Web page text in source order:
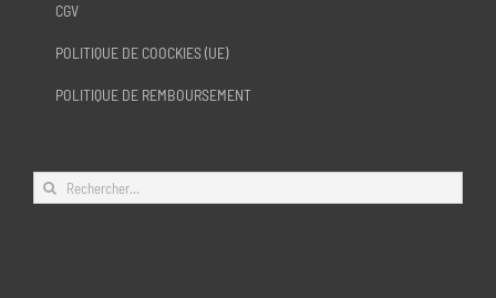
CGV
POLITIQUE DE COOCKIES (UE)
POLITIQUE DE REMBOURSEMENT
Rechercher: